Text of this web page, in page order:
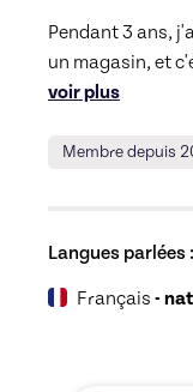
Pendant 3 ans,
un magasin, et
voir plus
Membre depuis
Langues parlées :
Français -